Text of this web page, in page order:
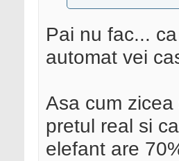
Pai nu fac...
automat vei
Asa cum
pretul real si
elefant are